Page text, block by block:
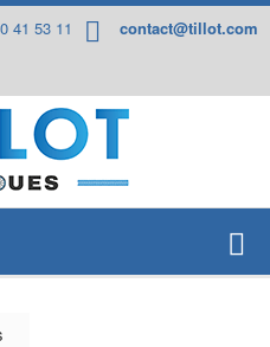
41 53 11 contact@tillot.com